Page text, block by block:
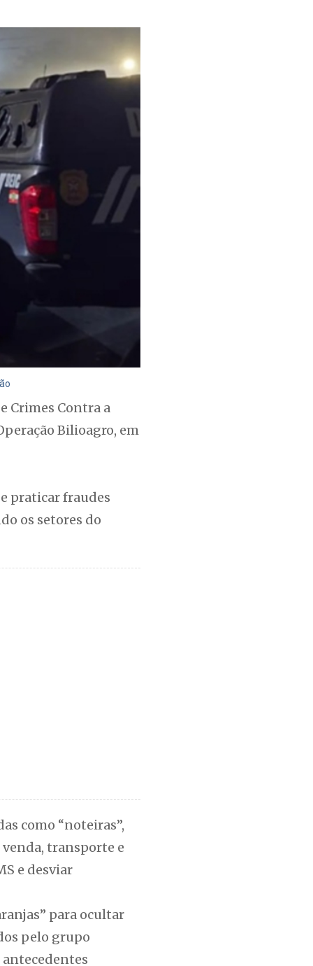
Crimes Contra a
Bilioagro, em
praticar fraudes
os setores do
como “noteiras”,
transporte e
e desviar
para ocultar
pelo grupo